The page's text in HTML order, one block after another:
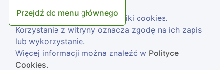
Przejdź do menu głównego
Nasza strona wykorzystuje pliki cookies.
Korzystanie z witryny oznacza zgodę na ich zapis
lub wykorzystanie.
Więcej informacji można znaleźć w Polityce
Cookies.